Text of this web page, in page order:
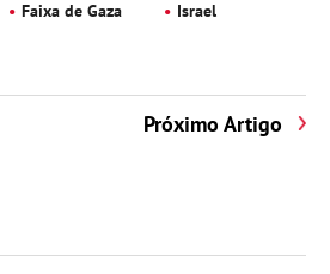
Faixa de Gaza
Israel
Próximo Artigo